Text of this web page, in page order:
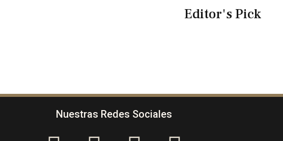
Editor's Pick
Nuestras Redes Sociales